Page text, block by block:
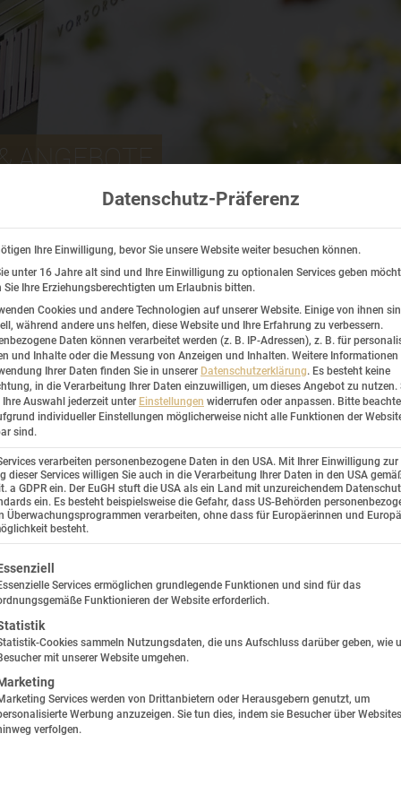
ANGEBOTE
und Sie erhalten wertvolle Tipps zu
einverstanden
Datenschutz-Präferenz
Ihre Einwilligung, bevor Sie unsere Website weiter besuchen können.
unter 16 Jahre alt sind und Ihre Einwilligung zu optionalen Services geben
Sie Ihre Erziehungsberechtigten um Erlaubnis bitten.
Cookies und andere Technologien auf unserer Website. Einige von ihnen
während andere uns helfen, diese Website und Ihre Erfahrung zu verbessern.
Daten können verarbeitet werden (z. B. IP-Adressen), z. B. für
und Inhalte oder die Messung von Anzeigen und Inhalten. Weitere Informationen
Ihrer Daten finden Sie in unserer Datenschutzerklärung. Es besteht keine
in die Verarbeitung Ihrer Daten einzuwilligen, um dieses Angebot zu nutzen.
Ihre Auswahl jederzeit unter Einstellungen widerrufen oder anpassen. Bitte
individueller Einstellungen möglicherweise nicht alle Funktionen der
sind.
verarbeiten personenbezogene Daten in den USA. Mit Ihrer Einwilligung zur
dieser Services willigen Sie auch in die Verarbeitung Ihrer Daten in den USA
a GDPR ein. Der EuGH stuft die USA als ein Land mit unzureichendem
ein. Es besteht beispielsweise die Gefahr, dass US-Behörden
Überwachungsprogrammen verarbeiten, ohne dass für Europäerinnen und
besteht.
eine Liste der Service-Gruppen, für die eine Einwilligung
Services ermöglichen grundlegende Funktionen und sind für das
Funktionieren der Website erforderlich.
Cookies sammeln Nutzungsdaten, die uns Aufschluss darüber geben, wie
mit unserer Website umgehen.
Services werden von Drittanbietern oder Herausgebern genutzt, um
Werbung anzuzeigen. Sie tun dies, indem sie Besucher über Websites
verfolgen.